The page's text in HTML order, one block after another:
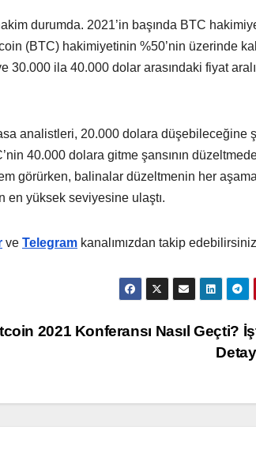
durumda. 2021’in başında BTC
(BTC) hakimiyetinin %50’nin üzerinde
ila 40.000 dolar arasındaki fiyat
analistleri, 20.000 dolara düşebileceğine
40.000 dolara gitme şansının
görürken, balinalar düzeltmenin her
en yüksek seviyesine ulaştı.
ve Telegram kanalımızdan takip
2021 Konferansı Nasıl Geçti?